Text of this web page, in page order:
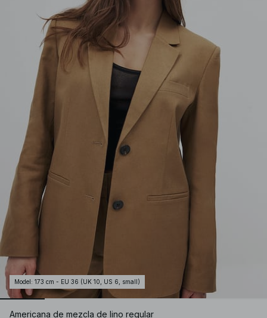
Model : 173 cm - EU 36 (UK 10, US 6, small)
Americana de mezcla de lino regular